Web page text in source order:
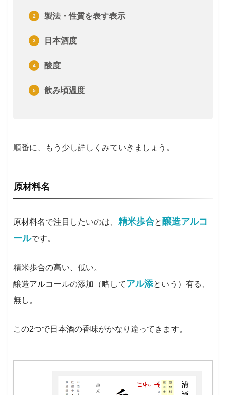
製法・性質を表す表示
日本酒度
酸度
飲み頃温度
順番に、もう少し詳しくみていきましょう。
原材料名
原材料名で注目したいのは、 精米歩合と醸造アルコ
ールです。
精米歩合の高い、低い。
醸造アルコールの添加（略してアル添という）有る、
無し。
この2つで日本酒の香味がかなり違ってきます。